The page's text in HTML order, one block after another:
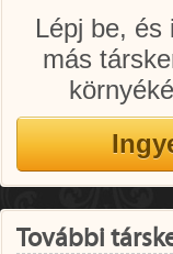
Lépj be, és
más
További